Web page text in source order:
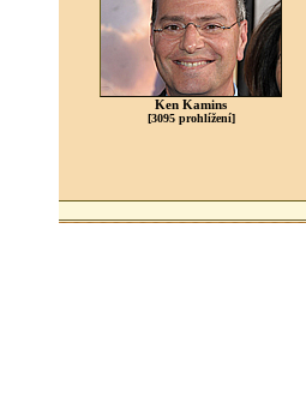
Ken Kamins
[3095 prohlížení]